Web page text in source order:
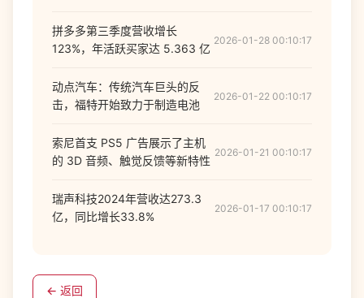
拼多多第三季度营收增长
123%，年活跃买家达 5.363 亿
2026-01-28 00:10:17
动点汽车：传统汽车巨头的反
击，福特开始致力于制造电池
2026-01-22 00:10:17
索尼首支 PS5 广告展示了主机
的 3D 音频、触觉反馈等新特性
2026-01-21 00:10:17
瑞声科技2024年营收达273.3
亿，同比增长33.8%
2026-01-17 00:10:17
← 返回